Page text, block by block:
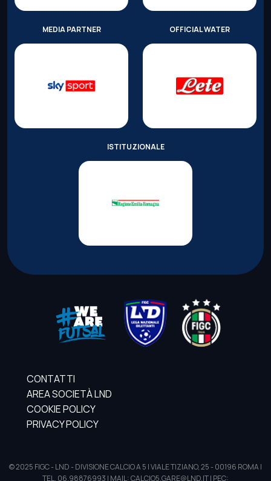
MEDIA PARTNER OFFICIAL WATER
ISTITUZIONALE
CONTATTI
AREA SOCIETÀ LND
COOKIE POLICY
PRIVACY POLICY
© 2025 FIGC - LND - DIVISIONE CALCIO A 5 | VIALE TIZIANO, 25 - 00196 ROMA |
TEL. 06.98876993 | MAIL: CALCIO5.GARE@LND.IT | PEC: